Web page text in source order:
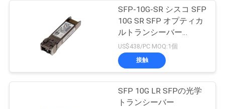
SFP-10G-SR シスコ SFP
10G SR SFP オプティカ
ルトランシーバー
10GBASE-SR SFP モジ
ュール
US$438/PC MOQ:1個
接触
SFP 10G LR SFPの光学
トランシーバー